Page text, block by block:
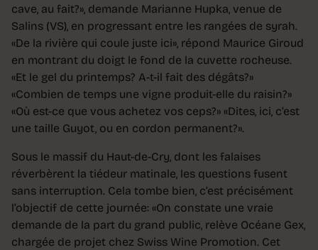
cave, au fait?», demande Marianne Hupka, venue de
Salins (VS), en progressant entre les rangées de syrah.
«De la rivière qui coule juste ici», répond Maurice Giroud
en montrant du doigt le fond de la cuvette rocheuse.
«Et le gel du printemps? A-t-il fait des dégâts?»
«Combien de temps une vigne produit-elle du raisin?»
«Où est-ce que vous achetez vos ceps?» «Dites, ici, c’est
une taille Guyot, ou en cordon permanent?».
Sous le massif du Haut-de-Cry, dont les falaises
réverbèrent la tiédeur matinale, les questions fusent
sans interruption. Cela tombe bien, c’est précisément
l’objectif de cette journée: «On constate une vraie
demande de la part du grand public, relève Océane Gex,
chargée de projet chez Swiss Wine Promotion. Cet